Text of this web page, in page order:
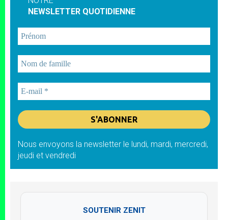
NEWSLETTER QUOTIDIENNE
Nous envoyons la newsletter le lundi, mardi, mercredi,
jeudi et vendredi
SOUTENIR ZENIT